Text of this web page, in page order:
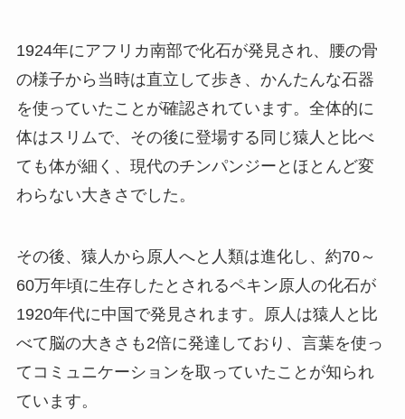
1924年にアフリカ南部で化石が発見され、腰の骨
の様子から当時は直立して歩き、かんたんな石器
を使っていたことが確認されています。全体的に
体はスリムで、その後に登場する同じ猿人と比べ
ても体が細く、現代のチンパンジーとほとんど変
わらない大きさでした。
その後、猿人から原人へと人類は進化し、約70～
60万年頃に生存したとされるペキン原人の化石が
1920年代に中国で発見されます。原人は猿人と比
べて脳の大きさも2倍に発達しており、言葉を使っ
てコミュニケーションを取っていたことが知られ
ています。